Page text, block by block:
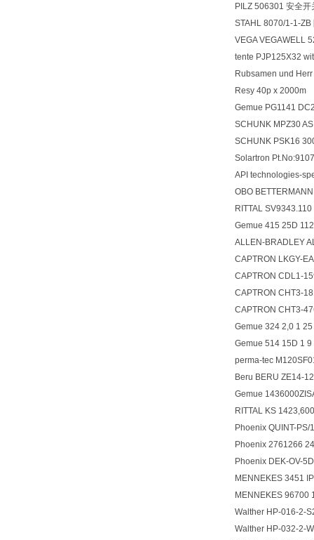
PILZ 506301 安全开
STAHL 8070/1-1-ZB
VEGA VEGAWELL
tente PJP125X32
Rubsamen und
Resy 40p x 2000m
Gemue PG1141
SCHUNK MPZ30
SCHUNK PSK16
Solartron
API technologies-
OBO
RITTAL
Gemue 415 25D
ALLEN-BRADLEY
CAPTRON LKGY-
CAPTRON CDL1-
CAPTRON CHT3-
CAPTRON CHT3-
Gemue 324 2,0 1
Gemue 514 15D 1
perma-tec
Beru BERU ZE14-
Gemue
RITTAL KS
Phoenix QUINT-
Phoenix 2761266
Phoenix DEK-OV-
MENNEKES 3451
MENNEKES 96700
Walther HP-016-2-
Walther HP-032-2-